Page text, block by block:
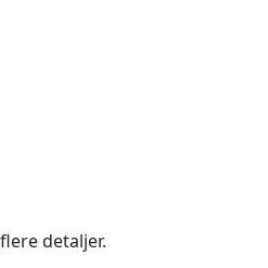
detaljer.